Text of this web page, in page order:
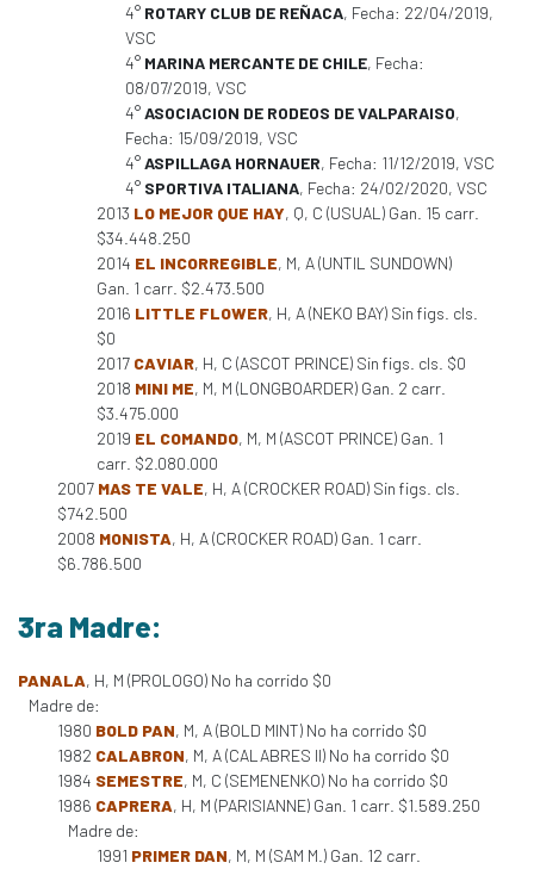
4° ROTARY CLUB DE REÑACA, Fecha: 22/04/2019,
VSC
4° MARINA MERCANTE DE CHILE, Fecha:
08/07/2019, VSC
4°ASOCIACION DE RODEOS DE VALPARAISO,
Fecha: 15/09/2019, VSC
4°ASPILLAGA HORNAUER, Fecha: 11/12/2019, VSC
4° SPORTIVA ITALIANA, Fecha: 24/02/2020, VSC
2013 LO MEJOR QUE HAY, Q, C (USUAL) Gan. 15 carr.
$34.448.250
2014 EL INCORREGIBLE, M, A (UNTIL SUNDOWN)
Gan. 1 carr. $2.473.500
2016 LITTLE FLOWER, H, A (NEKO BAY) Sin figs. cls.
$0
2017 CAVIAR, H, C (ASCOT PRINCE) Sin figs. cls. $0
2018 MINI ME, M, M (LONGBOARDER) Gan. 2 carr.
$3.475.000
2019 EL COMANDO, M, M (ASCOT PRINCE) Gan. 1
carr. $2.080.000
2007 MAS TE VALE, H, A (CROCKER ROAD) Sin figs. cls.
$742.500
2008 MONISTA, H, A (CROCKER ROAD) Gan. 1 carr.
$6.786.500
3ra Madre:
PANALA, H, M (PROLOGO) No ha corrido $0
Madre de:
1980 BOLD PAN, M, A (BOLD MINT) No ha corrido $0
1982 CALABRON, M, A (CALABRES II) No ha corrido $0
1984 SEMESTRE, M, C (SEMENENKO) No ha corrido $0
1986 CAPRERA, H, M (PARISIANNE) Gan. 1 carr. $1.589.250
Madre de:
1991 PRIMER DAN, M, M (SAM M.) Gan. 12 carr.